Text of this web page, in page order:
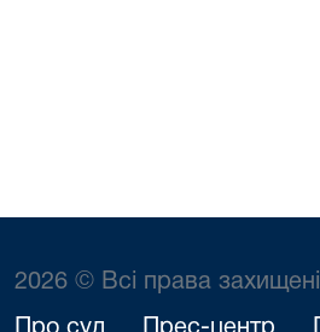
2026 © Всі права захищені